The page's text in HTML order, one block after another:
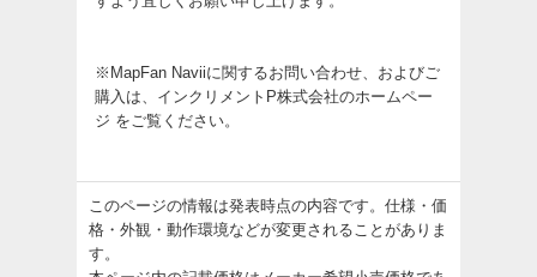
※MapFan Naviiに関するお問い合わせ、およびご
購入は、 インクリメントP株式会社のホームペー
ジ をご覧ください。
このページの情報は発表時点の内容です。仕様・価
格・外観・動作環境などが変更されることがありま
す。